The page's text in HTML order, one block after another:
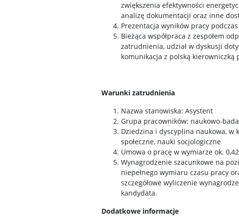
zwiększenia efektywności
analizę dokumentacji oraz inne
Prezentacja wyników pracy
Bieżąca współpraca z zespołem
zatrudnienia, udział w dyskusji
komunikacja z polską kierowniczką
Warunki zatrudnienia
Nazwa stanowiska: Asystent
Grupa pracowników: naukowo-
Dziedzina i dyscyplina naukowa,
społeczne, nauki socjologiczne
Umowa o pracę w wymiarze ok.
Wynagrodzenie szacunkowe na
niepełnego wymiaru czasu pracy
szczegółowe wyliczenie
kandydata.
Dodatkowe informacje